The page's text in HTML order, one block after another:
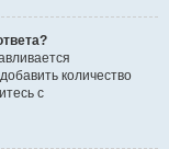
количество
с